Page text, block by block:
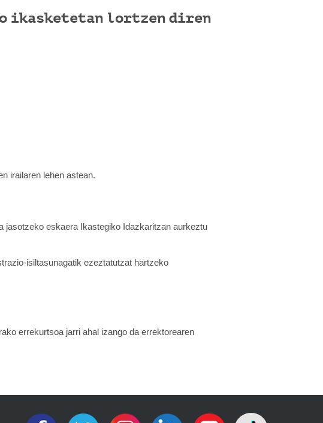
ikasketetan lortzen diren
irailaren lehen astean.
jasotzeko eskaera Ikastegiko Idazkaritzan aurkeztu
isiltasunagatik ezeztatutzat hartzeko
errekurtsoa jarri ahal izango da errektorearen